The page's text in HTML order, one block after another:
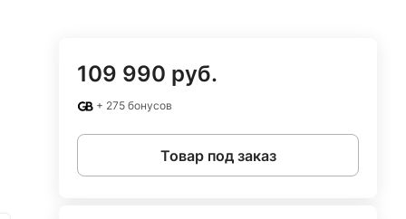
109 990 руб.
+ 275 бонусов
Товар под заказ